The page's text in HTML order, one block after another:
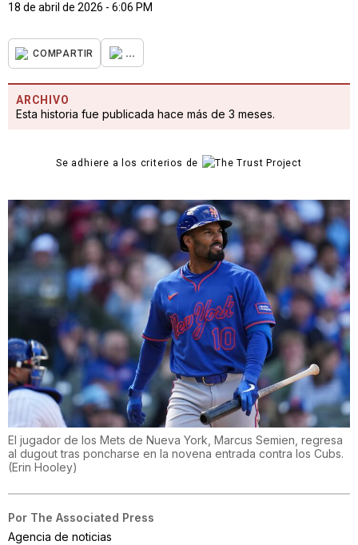
18 de abril de 2026 - 6:06 PM
COMPARTIR ...
ARCHIVO
Esta historia fue publicada hace más de 3 meses.
Se adhiere a los criterios de
El jugador de los Mets de Nueva York, Marcus Semien, regresa
al dugout tras poncharse en la novena entrada contra los Cubs.
(Erin Hooley)
Por The Associated Press
Agencia de noticias